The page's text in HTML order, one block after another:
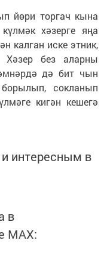
йөри торгач кына
хәзерге яңа
калган иске этник,
Хәзер без аларны
дә бит чын
сокланып
кигән кешегә
интересным в
в
MАХ: